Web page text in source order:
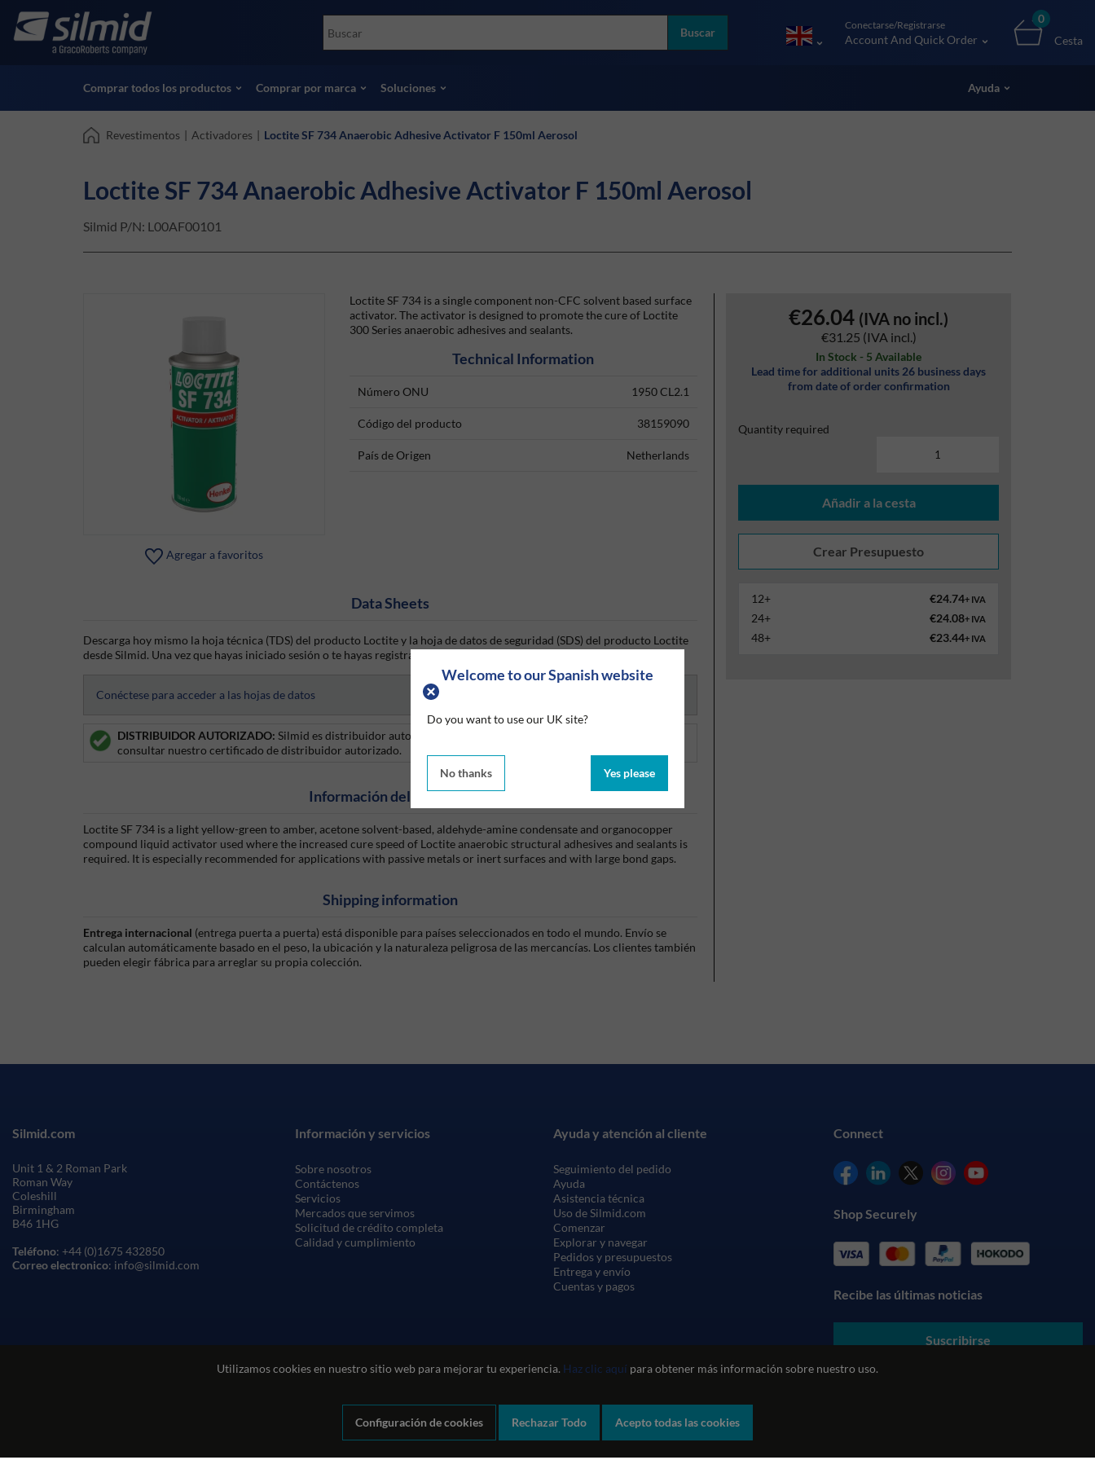
Welcome to our Spanish website
Do you want to use our UK site?
No thanks Yes please
Utilizamos cookies en nuestro sitio web para mejorar tu experiencia. Haz clic aquí para obtener más información sobre nuestro uso.
Configuración de cookies Rechazar Todo Acepto todas las cookies
main
Accessories
Ensayos no destructivos (NDT)
Ver todos los productos
Socomore
Buscar
Conectarse/Registrarse
Account And Quick Order
0
Cesta
Comprar todos los productos Comprar por marca Soluciones Ayuda
Revestimentos | Activadores | Loctite SF 734 Anaerobic Adhesive Activator F 150ml Aerosol
Loctite SF 734 Anaerobic Adhesive Activator F 150ml Aerosol
Silmid P/N: L00AF00101
Agregar a favoritos
€26.04 (IVA no incl.)
€31.25 (IVA incl.)
In Stock - 5 Available
Lead time for additional units 26 business days
from date of order confirmation
Quantity required
Añadir a la cesta
12+ €24.74+ IVA
24+ €24.08+ IVA
48+ €23.44+ IVA
Loctite SF 734 is a single component non-CFC solvent based surface
activator. The activator is designed to promote the cure of Loctite
300 Series anaerobic adhesives and sealants.
Technical Information
Número ONU 1950 CL2.1
Código del producto 38159090
País de Origen Netherlands
Data Sheets
Descarga hoy mismo la hoja técnica (TDS) del producto Loctite y la hoja de datos de seguridad (SDS) del producto Loctite
desde Silmid. Una vez que hayas iniciado sesión o te hayas registrado, la hoja de datos será visible para su descarga.
Conéctese para acceder a las hojas de datos
DISTRIBUIDOR AUTORIZADO: Silmid es distribuidor autorizado de los productos Loctite.
consultar nuestro certificado de distribuidor autorizado.
Información del producto
Loctite SF 734 is a light yellow-green to amber, acetone solvent-based, aldehyde-amine condensate and organocopper
compound liquid activator used where the increased cure speed of Loctite anaerobic structural adhesives and sealants is
required. It is especially recommended for applications with passive metals or inert surfaces and with large bond gaps.
Shipping information
Entrega internacional (entrega puerta a puerta) está disponible para países seleccionados en todo el mundo. Envío se
calculan automáticamente basado en el peso, la ubicación y la naturaleza peligrosa de las mercancías. Los clientes también
pueden elegir fábrica para arreglar su propia colección.
Información y servicios
Sobre nosotros
Contáctenos
Servicios
Mercados que servimos
Solicitud de crédito completa
Calidad y cumplimiento
Ayuda y atención al cliente
Seguimiento del pedido
Ayuda
Asistencia técnica
Uso de Silmid.com
Comenzar
Explorar y navegar
Pedidos y presupuestos
Entrega y envío
Cuentas y pagos
Connect
Shop Securely
Recibe las últimas noticias
Suscribirse
Silmid.com
Unit 1 & 2 Roman Park
Roman Way
Coleshill
Birmingham
B46 1HG
Teléfono: +44 (0)1675 432850
Correo electronico: info@silmid.com